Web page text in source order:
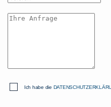
Ich habe die